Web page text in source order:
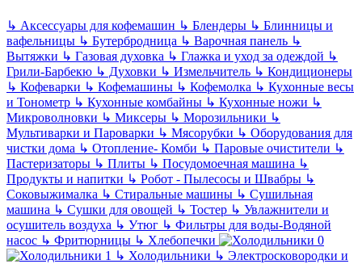
↳ Аксессуары для кофемашин ↳ Блендеры ↳ Блинницы и
вафельницы ↳ Бутербродница ↳ Варочная панель ↳
Вытяжки ↳ Газовая духовка ↳ Глажка и уход за одеждой ↳
Грили-Барбекю ↳ Духовки ↳ Измельчитель ↳ Кондиционеры
↳ Кофеварки ↳ Кофемашины ↳ Кофемолка ↳ Кухонные весы
и Тонометр ↳ Кухонные комбайны ↳ Кухонные ножи ↳
Микроволновки ↳ Миксеры ↳ Морозильники ↳
Мультиварки и Пароварки ↳ Мясорубки ↳ Оборудования для
чистки дома ↳ Отопление- Комби ↳ Паровые очистители ↳
Пастеризаторы ↳ Плиты ↳ Посудомоечная машина ↳
Продукты и напитки ↳ Робот - Пылесосы и Швабры ↳
Соковыжималка ↳ Стиральные машины ↳ Сушильная
машина ↳ Сушки для овощей ↳ Тостер ↳ Увлажнители и
осушитель воздуха ↳ Утюг ↳ Фильтры для воды-Водяной
насос ↳ Фритюрницы ↳ Хлебопечки
↳ Холодильники ↳ Электросковородки и